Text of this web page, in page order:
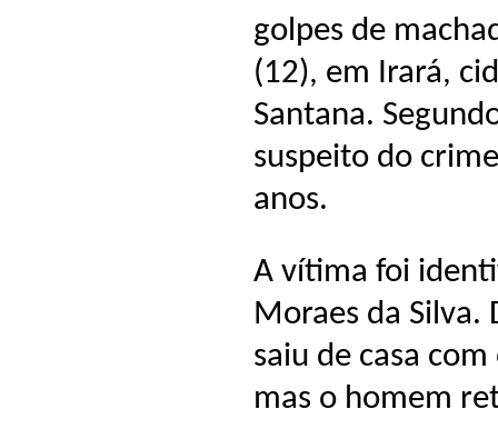
golpes de
(12), em Irará,
Santana.
suspeito do
anos.
A vítima foi
Moraes da Silva.
saiu de casa
mas o homem